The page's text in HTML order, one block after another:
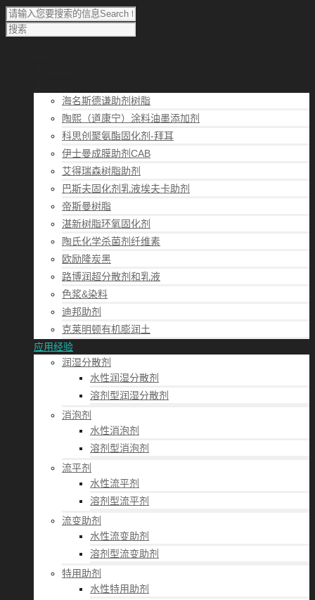
海名斯德谦助剂树脂
陶熙（道康宁）涂料油墨添加剂
科思创聚氨酯固化剂-拜耳
伊士曼成膜助剂CAB
艾得瑞森树脂助剂
巴斯夫固化剂乳液埃夫卡助剂
帝斯曼树脂
湛新树脂环氧固化剂
陶氏化学杀菌剂纤维素
欧励隆炭黑
路博润超分散剂和乳液
色浆&染料
迪邦助剂
克莱明顿有机膨润土
应用经验
润湿分散剂
水性润湿分散剂
溶剂型润湿分散剂
消泡剂
水性消泡剂
溶剂型消泡剂
流平剂
水性流平剂
溶剂型流平剂
流变助剂
水性流变助剂
溶剂型流变助剂
特用助剂
水性特用助剂